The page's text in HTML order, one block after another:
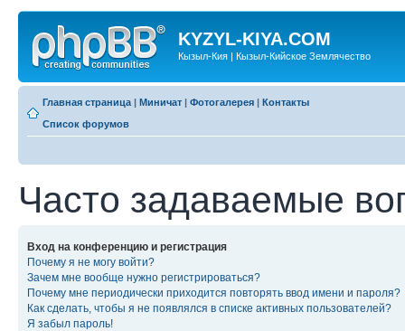
KYZYL-KIYA.COM
Кызыл-Кия | Кызыл-Кийское Землячество
Главная страница | Миничат | Фотогалерея | Контакты
Список форумов
Часто задаваемые
Вход на конференцию и регистрация
Почему я не могу войти?
Зачем мне вообще нужно регистрироваться?
Почему мне периодически приходится повторять ввод имени и пароля?
Как сделать, чтобы я не появлялся в списке активных пользователей?
Я забыл пароль!